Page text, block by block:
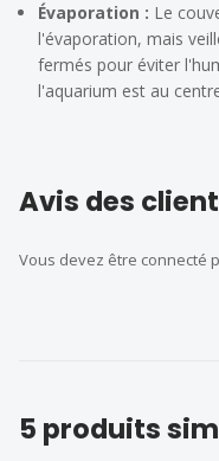
Évaporation : Le
l'évaporation, mais
fermés pour éviter
l'aquarium est au
Avis des
Vous devez être connecté
5 produits